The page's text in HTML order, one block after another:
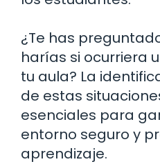
¿Te has
harías si ocurriera
tu aula? La
de estas
esenciales para
entorno seguro y
aprendizaje.